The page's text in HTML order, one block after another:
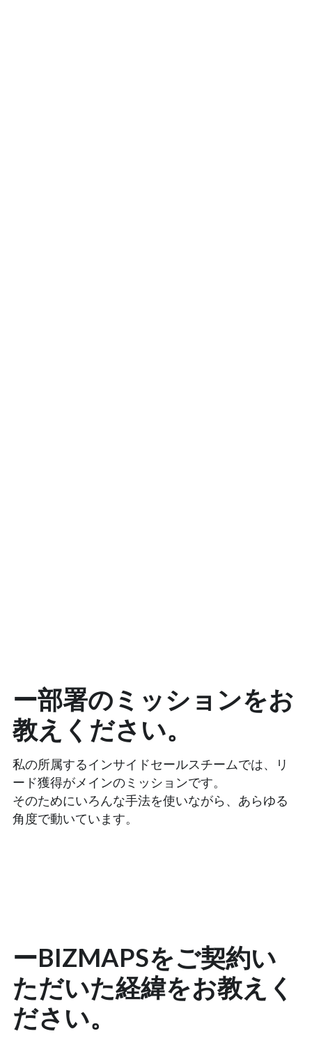
ー部署のミッションをお
教えください。
私の所属するインサイドセールスチームでは、リ
ード獲得がメインのミッションです。
そのためにいろんな手法を使いながら、あらゆる
角度で動いています。
ーBIZMAPSをご契約い
ただいた経緯をお教えく
ださい。